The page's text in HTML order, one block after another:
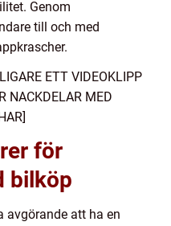
Genom
till och med
ETT VIDEOKLIPP
NACKDELAR MED
för
bilköp
avgörande att ha en